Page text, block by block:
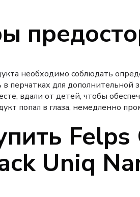
необходимо соблюдать
в перчатках для
вдали от детей, чтобы
попал в глаза, немедленно
Uniq